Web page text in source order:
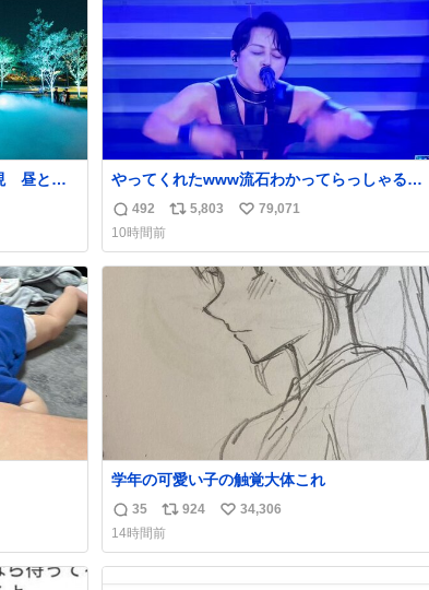
数
昼と夜
やってくれたwww流石わかってらっしゃる🤣
🤣🤣 #Mステ #西川貴教
返
信
数
492
リ
ス
5,803
い
ね
数
79,071
10時間前
学年の可愛い子の触覚大体これ
返
信
数
35
リ
ポ
ス
924
い
ね
34,306
14時間前